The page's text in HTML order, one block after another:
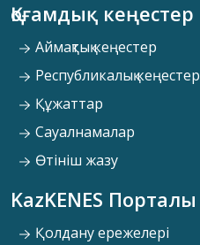
Қоғамдық кеңестер
Аймақтық кеңестер
Республикалық кеңестер
Құжаттар
Сауалнамалар
Өтініш жазу
KazKENES Порталы
Қолдану ережелері